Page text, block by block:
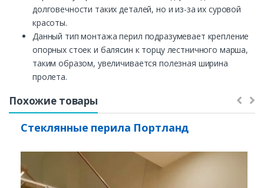
Заказать
долговечности таких деталей, но и из-за их суровой
красоты.
Данный тип монтажа перил подразумевает крепление
опорных стоек и балясин к торцу лестничного марша,
таким образом, увеличивается полезная ширина
пролета.
Похожие товары
Стеклянные перила Портланд